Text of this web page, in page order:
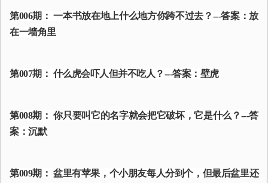
第006期： 一本书放在地上什么地方你跨不过去？---答案：放
在一墙角里
第007期： 什么虎会吓人但并不吃人？---答案：壁虎
第008期： 你只要叫它的名字就会把它破坏，它是什么？---答
案：沉默
第009期： 盆里有苹果，个小朋友每人分到个，但最后盆里还